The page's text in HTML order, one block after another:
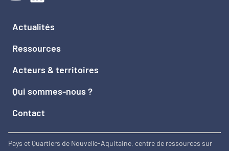
Actualités
Ressources
Acteurs & territoires
Qui sommes-nous ?
Contact
Pays et Quartiers de Nouvelle-Aquitaine, centre de ressources sur